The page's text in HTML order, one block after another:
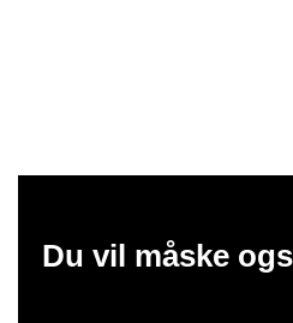
Du vil måske